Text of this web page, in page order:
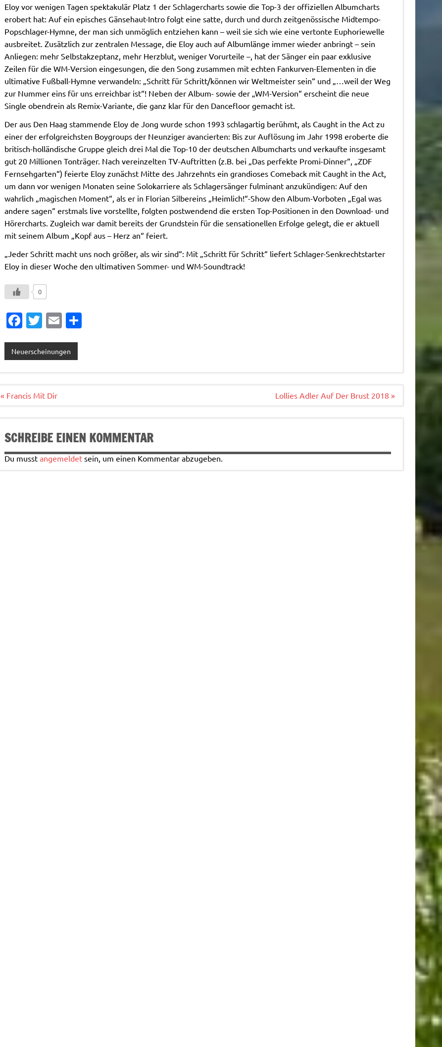
Eloy vor wenigen Tagen spektakulär Platz 1 der Schlagercharts sowie die Top-3 der offiziellen Albumcharts
erobert hat: Auf ein episches Gänsehaut-Intro folgt eine satte, durch und durch zeitgenössische Midtempo-
Popschlager-Hymne, der man sich unmöglich entziehen kann – weil sie sich wie eine vertonte Euphoriewelle
ausbreitet. Zusätzlich zur zentralen Message, die Eloy auch auf Albumlänge immer wieder anbringt – sein
Anliegen: mehr Selbstakzeptanz, mehr Herzblut, weniger Vorurteile –, hat der Sänger ein paar exklusive
Zeilen für die WM-Version eingesungen, die den Song zusammen mit echten Fankurven-Elementen in die
ultimative Fußball-Hymne verwandeln: „Schritt für Schritt/können wir Weltmeister sein“ und „…weil der Weg
zur Nummer eins für uns erreichbar ist“! Neben der Album- sowie der „WM-Version“ erscheint die neue
Single obendrein als Remix-Variante, die ganz klar für den Dancefloor gemacht ist.
Der aus Den Haag stammende Eloy de Jong wurde schon 1993 schlagartig berühmt, als Caught in the Act zu
einer der erfolgreichsten Boygroups der Neunziger avancierten: Bis zur Auflösung im Jahr 1998 eroberte die
britisch-holländische Gruppe gleich drei Mal die Top-10 der deutschen Albumcharts und verkaufte insgesamt
gut 20 Millionen Tonträger. Nach vereinzelten TV-Auftritten (z.B. bei „Das perfekte Promi-Dinner“, „ZDF
Fernsehgarten“) feierte Eloy zunächst Mitte des Jahrzehnts ein grandioses Comeback mit Caught in the Act,
um dann vor wenigen Monaten seine Solokarriere als Schlagersänger fulminant anzukündigen: Auf den
wahrlich „magischen Moment“, als er in Florian Silbereins „Heimlich!“-Show den Album-Vorboten „Egal was
andere sagen“ erstmals live vorstellte, folgten postwendend die ersten Top-Positionen in den Download- und
Hörercharts. Zugleich war damit bereits der Grundstein für die sensationellen Erfolge gelegt, die er aktuell
mit seinem Album „Kopf aus – Herz an“ feiert.
„Jeder Schritt macht uns noch größer, als wir sind“: Mit „Schritt für Schritt“ liefert Schlager-Senkrechtstarter
Eloy in dieser Woche den ultimativen Sommer- und WM-Soundtrack!
0
Fa
e
b
o
o
k
T
it
te
r
E
ai
l
T
n
Neuerscheinungen
Beitragsnavigation
« Francis Mit Dir Lollies Adler Auf Der Brust 2018 »
SCHREIBE EINEN KOMMENTAR
Du musst angemeldetsein, um einen Kommentar abzugeben.